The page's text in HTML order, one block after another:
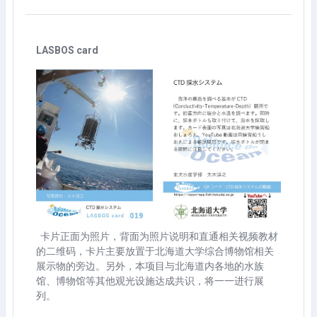
LASBOS card
卡片正面为照片，背面为照片说明和直通相关视频教材
的二维码，卡片主要放置于北海道大学综合博物馆相关
展示物的旁边。另外，本项目与北海道内各地的水族
馆、博物馆等其他观光设施达成共识，将一一进行展
列。